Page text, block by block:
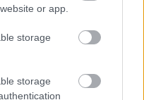
or app.
storage
storage
θα μπορούν να
Δημιουργικού της
τις αμέτρητες